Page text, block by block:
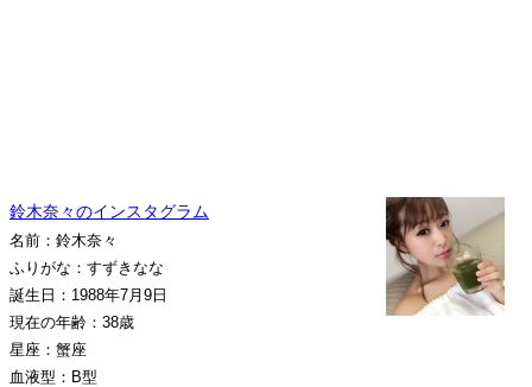
鈴木奈々のインスタグラム
名前：鈴木奈々
ふりがな：すずきなな
誕生日：1988年7月9日
現在の年齢：38歳
星座：蟹座
血液型：B型